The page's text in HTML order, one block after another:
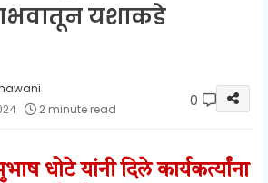
यशाकडे
2 minute read 0
धोटे यांनी दिले कार्यकर्त्यांना